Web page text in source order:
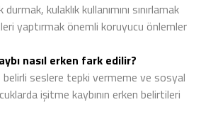
kulaklık kullanımını sınırlamak
yaptırmak önemli koruyucu önlemler
nasıl erken fark edilir?
seslere tepki vermeme ve sosyal
işitme kaybının erken belirtileri